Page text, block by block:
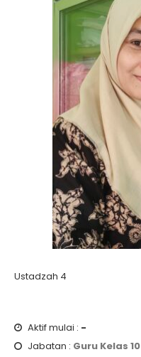
Ustadzah 4
Aktif mulai : -
Jabatan : Guru Kelas 10